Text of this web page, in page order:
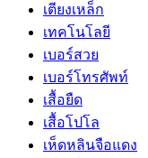
เตียงเหล็ก
เทคโนโลยี
เบอร์สวย
เบอร์โทรศัพท์
เสื้อยืด
เสื้อโปโล
เห็ดหลินจือแดง